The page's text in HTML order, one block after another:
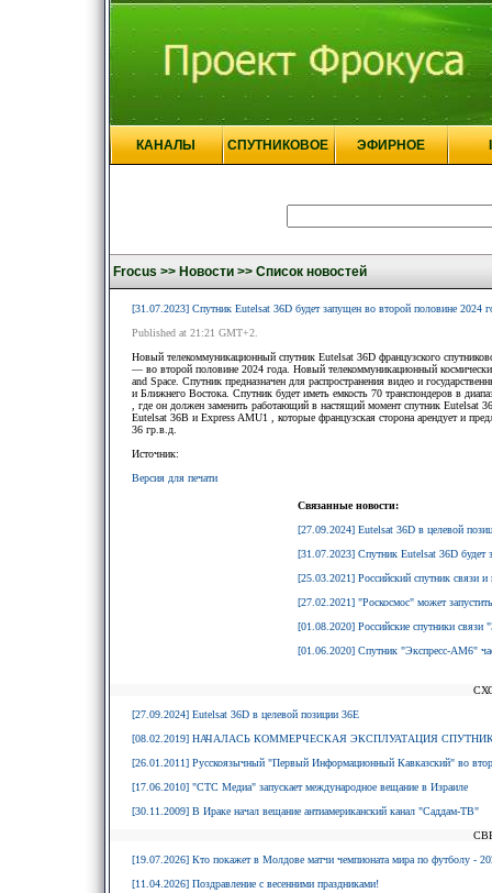
КАНАЛЫ СПУТНИКОВОЕ ЭФИРНОЕ
Frocus >> Новости >> Список новостей
[31.07.2023] Спутник Eutelsat 36D будет запущен во второй половине 2024
Published at 21:21 GMT+2.
Новый телекоммуникационный спутник Eutelsat 36D французского
— во второй половине 2024 года. Новый телекоммуникационный
and Space. Спутник предназначен для распространения видео и
и Ближнего Востока. Спутник будет иметь емкость 70 транспондеров в
, где он должен заменить работающий в настящий момент спутник
Eutelsat 36B и Express AMU1 , которые французская сторона арендует и
36 гр.в.д.
Источник:
Версия для печати
Связанные новости:
[27.09.2024] Eutelsat 36D в целевой
[31.07.2023] Спутник Eutelsat 36D будет
[25.03.2021] Российский спутник связи
[27.02.2021] "Роскосмос" может
[01.08.2020] Российские спутники
[01.06.2020] Спутник "Экспресс-АМ6"
[27.09.2024] Eutelsat 36D в целевой позиции 36E
[08.02.2019] НАЧАЛАСЬ КОММЕРЧЕСКАЯ ЭКСПЛУАТАЦИЯ СПУТНИКА
[26.01.2011] Русскоязычный "Первый Информационный Кавказский" во
[17.06.2010] "СТС Медиа" запускает международное вещание в Израиле
[30.11.2009] В Ираке начал вещание антиамериканский канал "Саддам-ТВ"
[19.07.2026] Кто покажет в Молдове матчи чемпионата мира по футболу -
[11.04.2026] Поздравление с весенними праздниками!